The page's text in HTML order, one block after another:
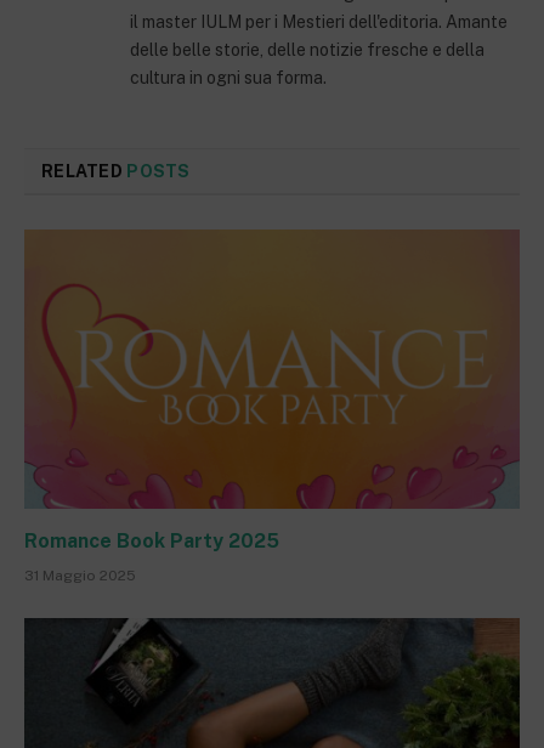
il master IULM per i Mestieri dell'editoria. Amante
delle belle storie, delle notizie fresche e della
cultura in ogni sua forma.
RELATED POSTS
Romance Book Party 2025
31 Maggio 2025